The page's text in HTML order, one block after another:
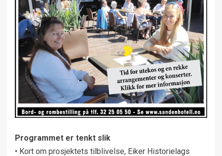
Programmet er tenkt slik
• Kort om prosjektets tilblivelse, Eiker Historielags